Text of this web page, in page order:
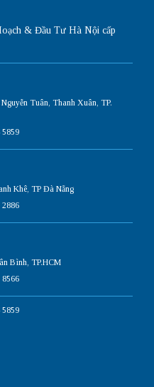
& Đầu Tư Hà Nội cấp
Tuân, Thanh Xuân, TP.
5859
Khê, TP Đà Nẵng
2886
Bình, TP.HCM
8566
5859